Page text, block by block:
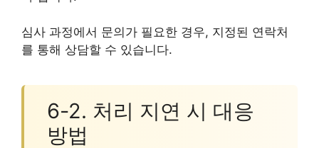
심사 과정에서 문의가 필요한 경우, 지정된 연락처
를 통해 상담할 수 있습니다.
6-2. 처리 지연 시 대응
방법